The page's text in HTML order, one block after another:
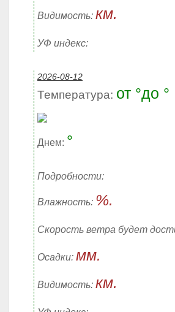
Видимость: км.
УФ индекс:
2026-08-12
Температура: от °до °
Днем: °
Подробности:
Влажность: %.
Скорость ветра будет
Осадки: мм.
Видимость: км.